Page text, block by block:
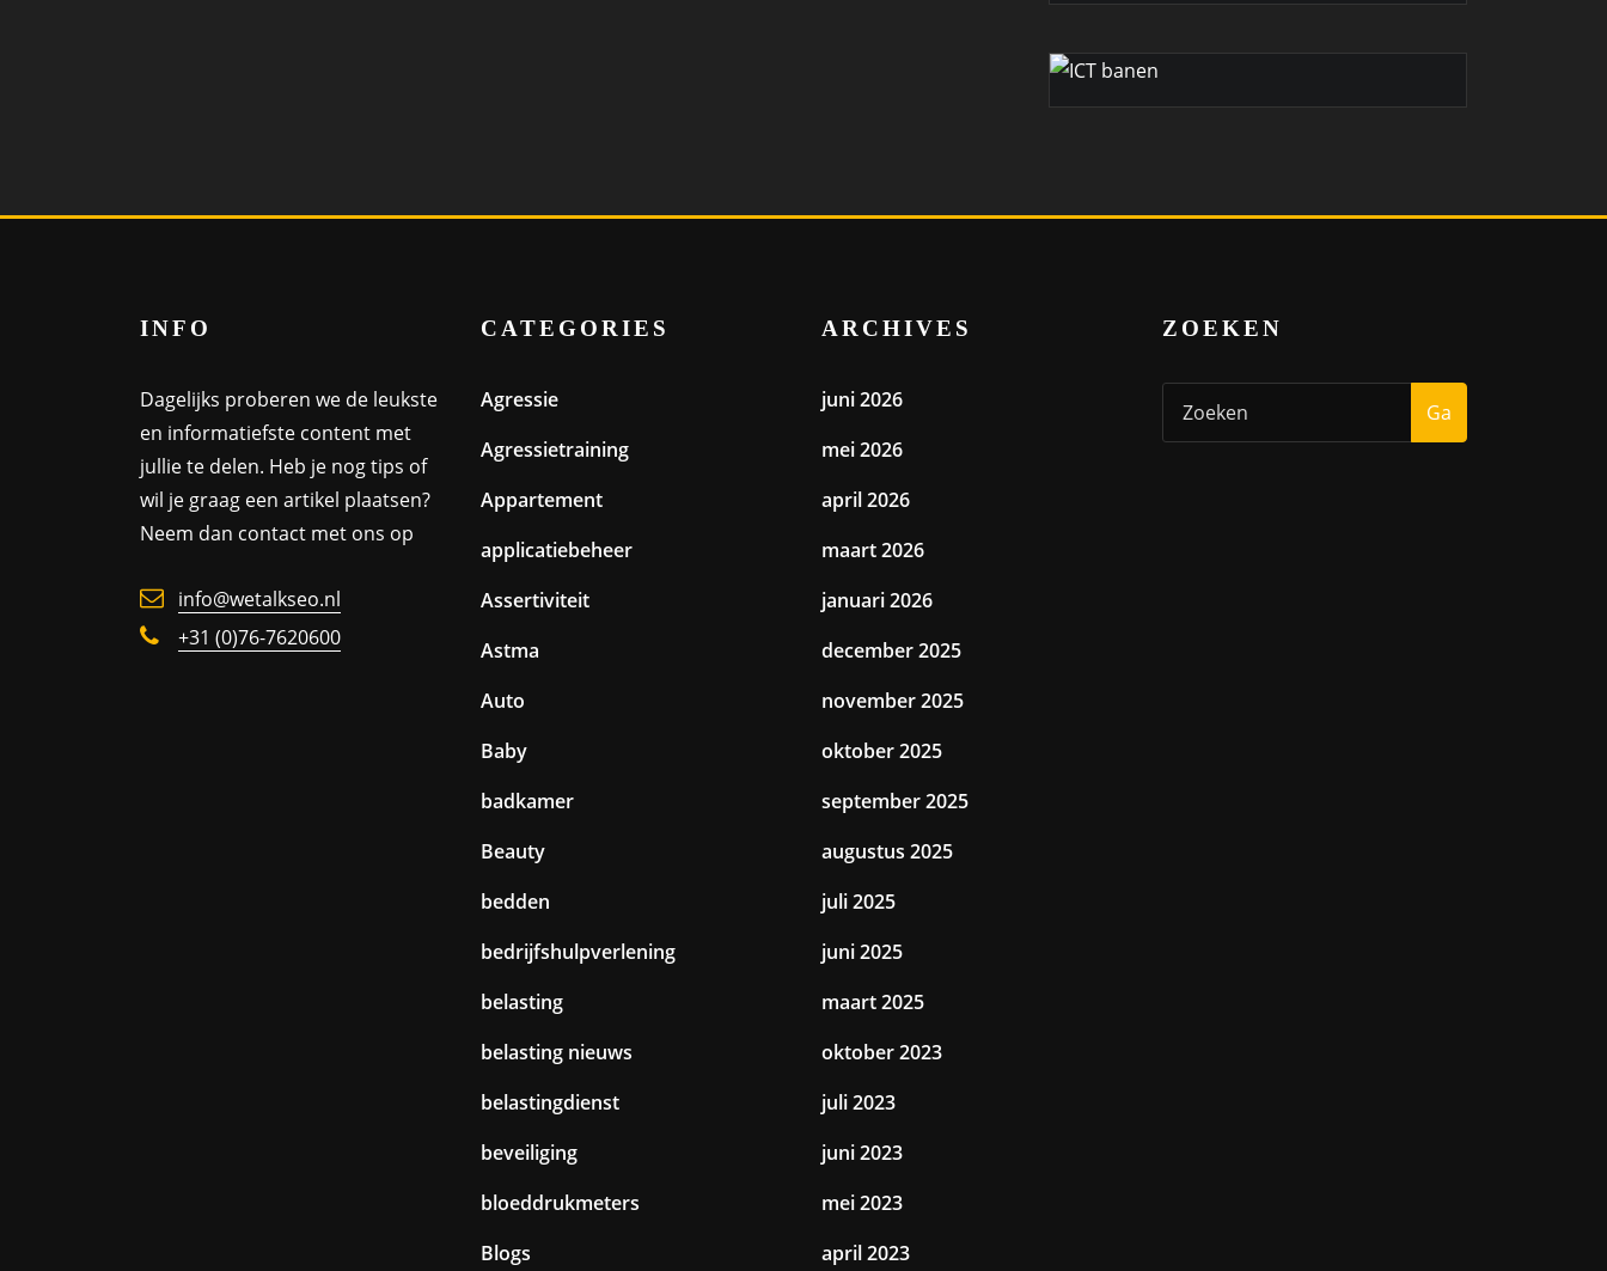
INFO
Dagelijks proberen we de leukste
en informatiefste content met
jullie te delen. Heb je nog tips of
wil je graag een artikel plaatsen?
Neem dan contact met ons op
info@wetalkseo.nl
+31 (0)76-7620600
CATEGORIES
Agressie
Agressietraining
Appartement
applicatiebeheer
Assertiviteit
Astma
Auto
Baby
badkamer
Beauty
bedden
bedrijfshulpverlening
belasting
belasting nieuws
belastingdienst
beveiliging
bloeddrukmeters
Blogs
ARCHIVES
juni 2026
mei 2026
april 2026
maart 2026
januari 2026
december 2025
november 2025
oktober 2025
september 2025
augustus 2025
juli 2025
juni 2025
maart 2025
oktober 2023
juli 2023
juni 2023
mei 2023
april 2023
ZOEKEN
Ga